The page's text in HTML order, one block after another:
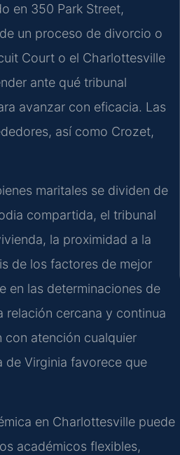
en 350 Park Street,
un proceso de divorcio o
Court o el Charlottesville
ante qué tribunal
avanzar con eficacia. Las
así como Crozet,
maritales se dividen de
compartida, el tribunal
la proximidad a la
de los factores de mejor
en las determinaciones de
relación cercana y continua
con atención cualquier
Virginia favorece que
en Charlottesville puede
académicos flexibles,